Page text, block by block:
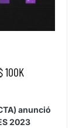
100K
anunció
2023